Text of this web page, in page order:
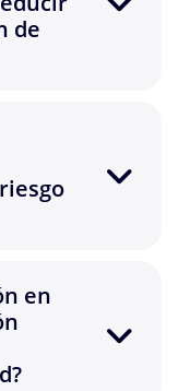
de
en